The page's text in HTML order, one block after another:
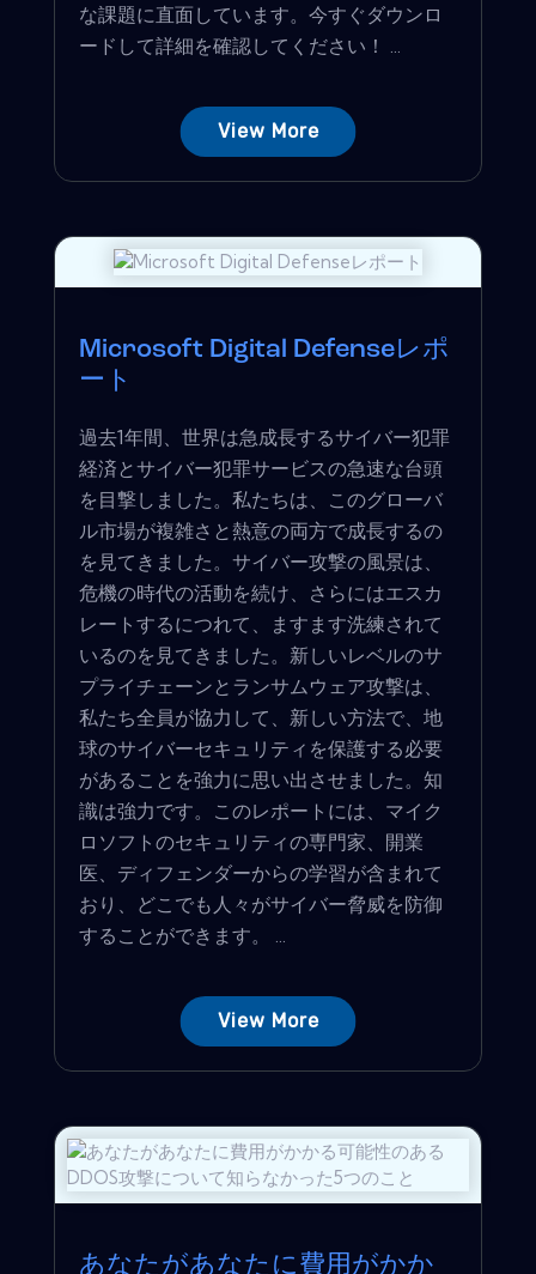
な課題に直面しています。今すぐダウンロ
ードして詳細を確認してください！ ...
View More
Microsoft Digital Defenseレポ
ート
過去1年間、世界は急成長するサイバー犯罪
経済とサイバー犯罪サービスの急速な台頭
を目撃しました。私たちは、このグローバ
ル市場が複雑さと熱意の両方で成長するの
を見てきました。サイバー攻撃の風景は、
危機の時代の活動を続け、さらにはエスカ
レートするにつれて、ますます洗練されて
いるのを見てきました。新しいレベルのサ
プライチェーンとランサムウェア攻撃は、
私たち全員が協力して、新しい方法で、地
球のサイバーセキュリティを保護する必要
があることを強力に思い出させました。知
識は強力です。このレポートには、マイク
ロソフトのセキュリティの専門家、開業
医、ディフェンダーからの学習が含まれて
おり、どこでも人々がサイバー脅威を防御
することができます。 ...
View More
あなたがあなたに費用がかか